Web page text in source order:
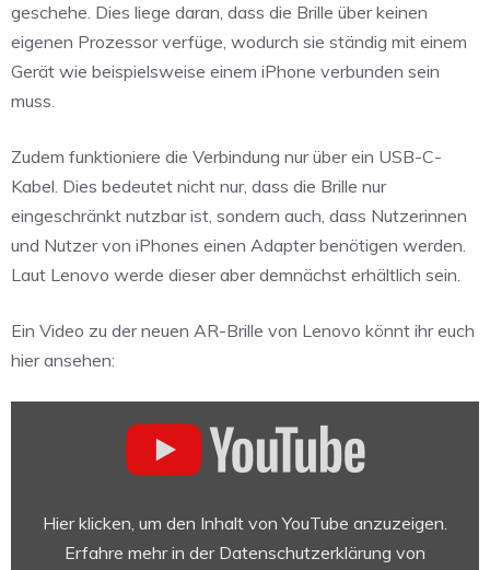
geschehe. Dies liege daran, dass die Brille über keinen
eigenen Prozessor verfüge, wodurch sie ständig mit einem
Gerät wie beispielsweise einem iPhone verbunden sein
muss.
Zudem funktioniere die Verbindung nur über ein USB-C-
Kabel. Dies bedeutet nicht nur, dass die Brille nur
eingeschränkt nutzbar ist, sondern auch, dass Nutzerinnen
und Nutzer von iPhones einen Adapter benötigen werden.
Laut Lenovo werde dieser aber demnächst erhältlich sein.
Ein Video zu der neuen AR-Brille von Lenovo könnt ihr euch
hier ansehen:
personal
Hier klicken, um den Inhalt von YouTube anzuzeigen.
Erfahre mehr in der Datenschutzerklärung von